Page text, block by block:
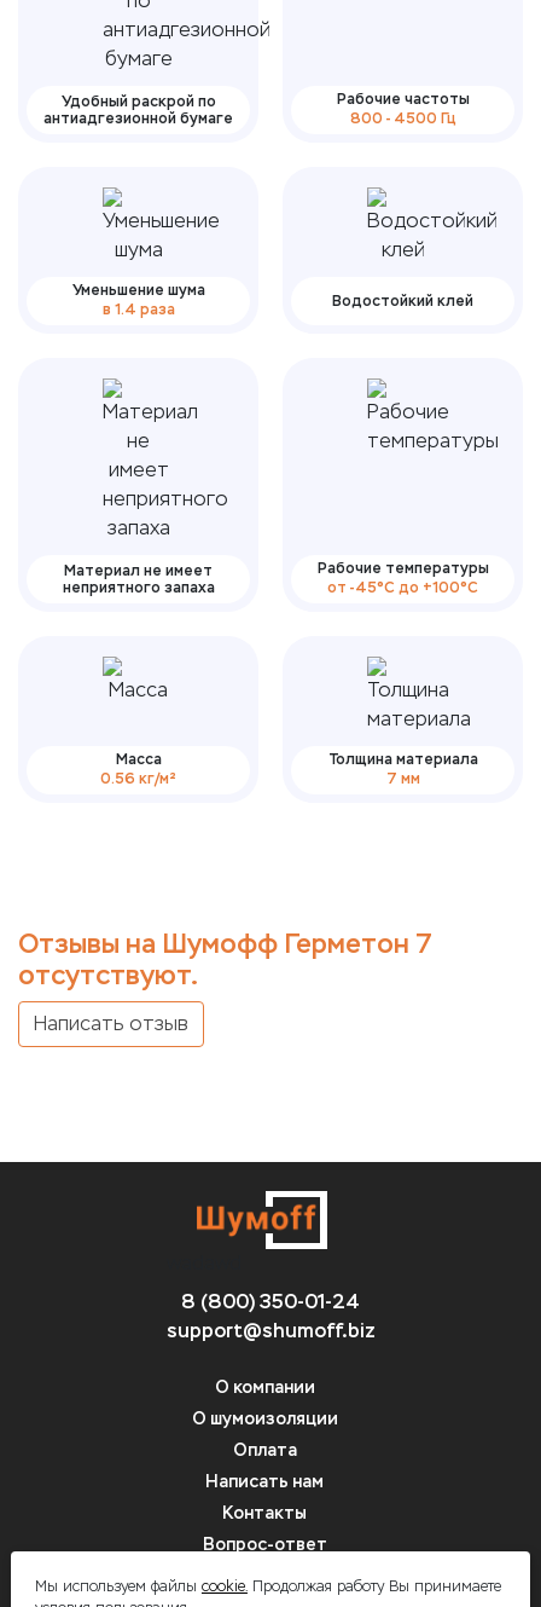
Удобный раскрой по
антиадгезионной бумаге
Рабочие частоты
800 - 4500 Гц
Уменьшение шума
в 1.4 раза
Водостойкий клей
Материал не имеет
неприятного запаха
Рабочие температуры
от -45°С до +100°С
Масса
0.56 кг/м²
Толщина материала
7 мм
Отзывы на Шумофф Герметон 7
отсутствуют.
Написать отзыв
8 (800) 350-01-24
support@shumoff.biz
О компании
О шумоизоляции
Оплата
Написать нам
Контакты
Вопрос-ответ
цвфв
Мы используем файлы cookie.Продолжая работу Вы принимаете